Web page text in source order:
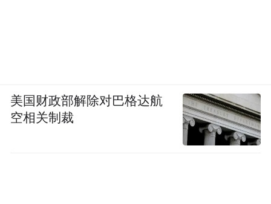
美国财政部解除对巴格达航
空相关制裁